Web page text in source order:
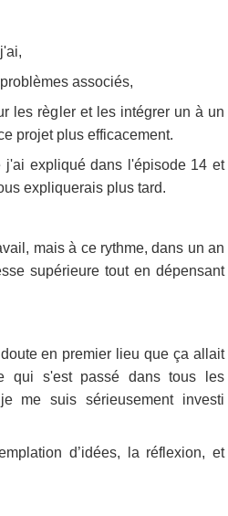
associés,
les règler et les intégrer un à un
projet plus efficacement.
j'ai expliqué dans l'épisode 14 et
expliquerais plus tard.
mais à ce rythme, dans un an
supérieure tout en dépensant
en premier lieu que ça allait
qui s'est passé dans tous les
me suis sérieusement investi
d’idées, la réflexion, et